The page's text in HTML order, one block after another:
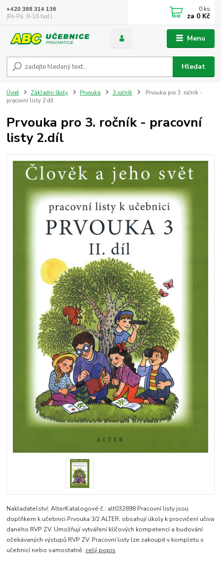
Menu
Hledat
+420 388 314 136
(Po-Pá, 8-16 hod.)
0 ks
za 0 Kč
Úvod Základní školy Prvouka 3.ročník
Prvouka pro 3. ročník -
pracovní listy 2.díl
Prvouka pro 3. ročník - pracovní
listy 2.díl
Nakladatelství: AlterKatalogové č.: alt032898 Pracovní listy jsou
doplňkem k učebnici Prvouka 3/2 ALTER, obsahují úkoly k procvičení učiva
daného RVP ZV. Umožňují vytváření klíčových kompetencí a budování
očekávaných výstupů RVP ZV. Pracovní listy lze zakoupit v kompletu s
učebnicí nebo samostatně. celý popis